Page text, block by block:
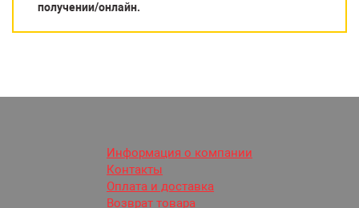
получении/онлайн.
Информация о компании
Контакты
Оплата и доставка
Возврат товара